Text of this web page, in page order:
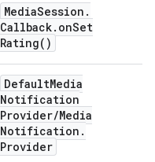
MediaSession .
Callback. onSet
Rating( )
DefaultMedia
Notification
Provider/Media
Notification .
Provider